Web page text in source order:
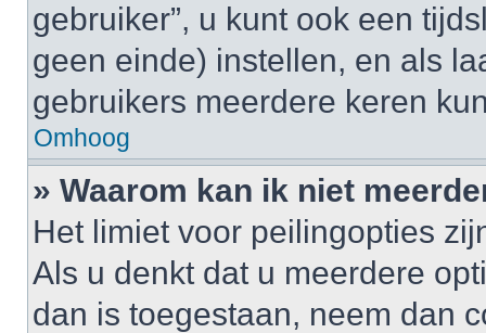
gebruiker”, u kunt ook een
geen einde) instellen, en als
gebruikers meerdere keren
Omhoog
» Waarom kan ik niet
Het limiet voor peilingopties
Als u denkt dat u meerdere
dan is toegestaan, neem dan